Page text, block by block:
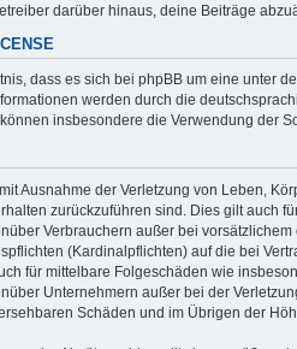
darüber hinaus, deine Beiträge
dass es sich bei phpBB um eine unter
werden durch die
insbesondere die Verwendung der
Ausnahme der Verletzung von Leben,
zurückzuführen sind. Dies gilt auch
Verbrauchern außer bei
(Kardinalpflichten) auf die bei
für mittelbare Folgeschäden wie
Unternehmern außer bei der
Schäden und im Übrigen der